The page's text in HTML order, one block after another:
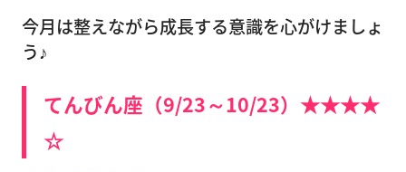
今月は整えながら成長する意識を心がけましょ
う♪
てんびん座（9/23～10/23）★★★★
☆